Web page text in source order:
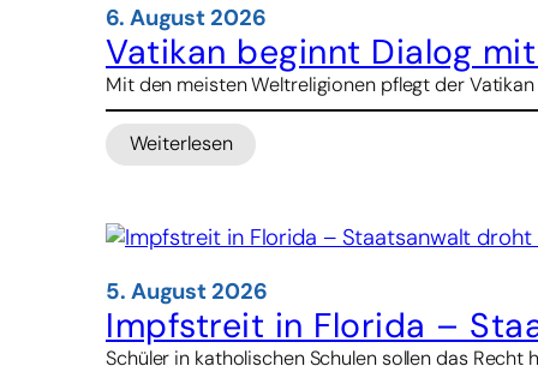
der
Seeleute
–
nun
will
er
ihnen
geben
6. August 2026
Vatikan beginnt Dialog
Mit den meisten Weltreligionen pflegt der
Weiterlesen
:
Dialog
Konfuzianern
5. August 2026
Impfstreit in Florida –
Schüler in katholischen Schulen sollen das